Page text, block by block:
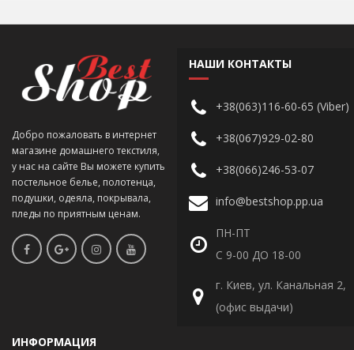
Добро пожаловать в интернет
магазине домашнего текстиля,
у нас на сайте Вы можете купить
постельное белье, полотенца,
подушки, одеяла, покрывала,
пледы по приятным ценам.
НАШИ КОНТАКТЫ
+38(063)116-60-65 (Viber)
+38(067)929-02-80
+38(066)246-53-07
info@bestshop.pp.ua
ПН-ПТ
С 9-00 ДО 18-00
г. Киев, ул. Канальная 2,
(офис выдачи)
ИНФОРМАЦИЯ